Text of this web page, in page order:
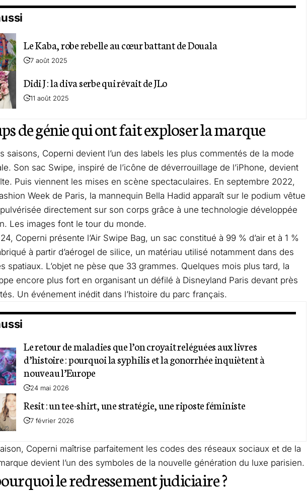
Le Kaba, robe rebelle au cœur battant de Douala
7 août 2025
Didi J : la diva serbe qui rêvait de JLo
11 août 2025
de génie qui ont fait exploser la marque
saisons, Coperni devient l’un des labels les plus commentés de la mode
Son sac Swipe, inspiré de l’icône de déverrouillage de l’iPhone, devient
Puis viennent les mises en scène spectaculaires. En septembre 2022,
Week de Paris, la mannequin Bella Hadid apparaît sur le podium vêtue
pulvérisée directement sur son corps grâce à une technologie développée
Les images font le tour du monde.
Coperni présente l’Air Swipe Bag, un sac constitué à 99 % d’air et à 1 %
à partir d’aérogel de silice, un matériau utilisé notamment dans des
spatiaux. L’objet ne pèse que 33 grammes. Quelques mois plus tard, la
encore plus fort en organisant un défilé à Disneyland Paris devant près
Un événement inédit dans l’histoire du parc français.
Le retour de maladies que l’on croyait reléguées aux livres
d’histoire : pourquoi la syphilis et la gonorrhée inquiètent à
nouveau l’Europe
24 mai 2026
Resit : un tee-shirt, une stratégie, une riposte féministe
7 février 2026
Coperni maîtrise parfaitement les codes des réseaux sociaux et de la
devient l’un des symboles de la nouvelle génération du luxe parisien.
le redressement judiciaire ?